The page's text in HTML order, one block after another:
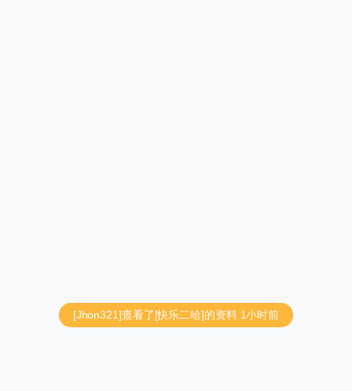
[Jhon321]查看了[快乐二哈]的资料 1小时前